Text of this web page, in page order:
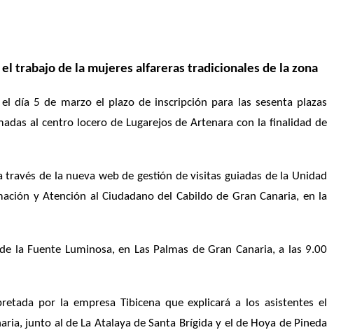
trabajo de la mujeres alfareras tradicionales de la zona
día 5 de marzo el plazo de inscripción para las sesenta plazas
al centro locero de Lugarejos de Artenara con la finalidad de
de la nueva web de gestión de visitas guiadas de la Unidad
y Atención al Ciudadano del Cabildo de Gran Canaria, en la
la Fuente Luminosa, en Las Palmas de Gran Canaria, a las 9.00
por la empresa Tibicena que explicará a los asistentes el
junto al de La Atalaya de Santa Brígida y el de Hoya de Pineda